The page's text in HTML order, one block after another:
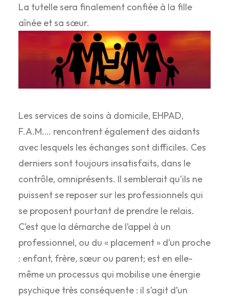
La tutelle sera finalement confiée à la fille
aînée et sa sœur.
Les services de soins à domicile, EHPAD,
F.A.M.… rencontrent également des aidants
avec lesquels les échanges sont difficiles. Ces
derniers sont toujours insatisfaits, dans le
contrôle, omniprésents. Il semblerait qu’ils ne
puissent se reposer sur les professionnels qui
se proposent pourtant de prendre le relais.
C’est que la démarche de l’appel à un
professionnel, ou du « placement » d’un proche
: enfant, frère, sœur ou parent; est en elle-
même un processus qui mobilise une énergie
psychique très conséquente : il s’agit d’un